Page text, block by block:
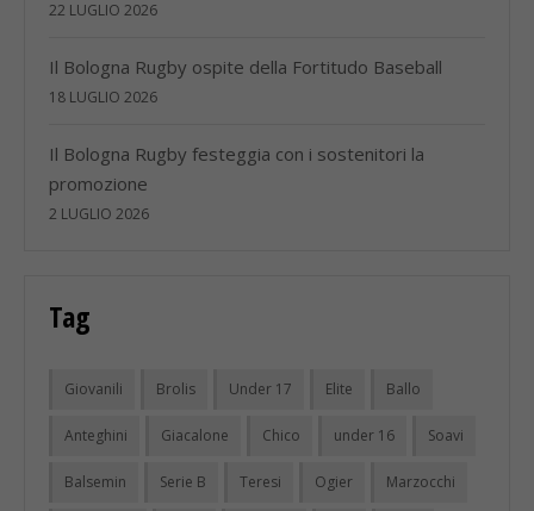
22 LUGLIO 2026
Il Bologna Rugby ospite della Fortitudo Baseball
18 LUGLIO 2026
Il Bologna Rugby festeggia con i sostenitori la
promozione
2 LUGLIO 2026
Tag
Giovanili Brolis Under 17 Elite Ballo
Anteghini Giacalone Chico under 16 Soavi
Balsemin Serie B Teresi Ogier Marzocchi